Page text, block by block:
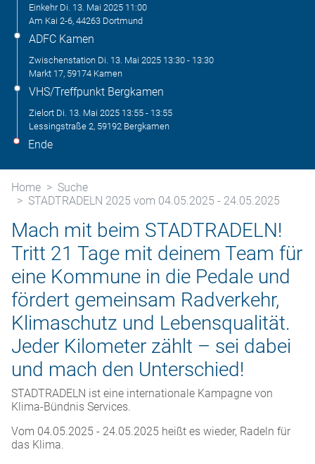
Einkehr Di. 13. Mai 2025 11:00
Am Kai 2-6, 44263 Dortmund
ADFC Kamen
Zwischenstation Di. 13. Mai 2025 13:30 - 13:30
Markt 17, 59174 Kamen
VHS/Treffpunkt Bergkamen
Zielort Di. 13. Mai 2025 13:55 - 13:55
Lessingstraße 2, 59192 Bergkamen
Ende
Home
Suche
STADTRADELN 2025 vom 04.05.2025 - 24.05.2025
Mach mit beim STADTRADELN!
Tritt 21 Tage mit deinem Team für
eine Kommune in die Pedale und
fördert gemeinsam Radverkehr,
Klimaschutz und Lebensqualität.
Jeder Kilometer zählt – sei dabei
und mach den Unterschied!
STADTRADELN ist eine internationale Kampagne von
Klima-Bündnis Services.
Vom 04.05.2025 - 24.05.2025 heißt es wieder, Radeln für
das Klima.